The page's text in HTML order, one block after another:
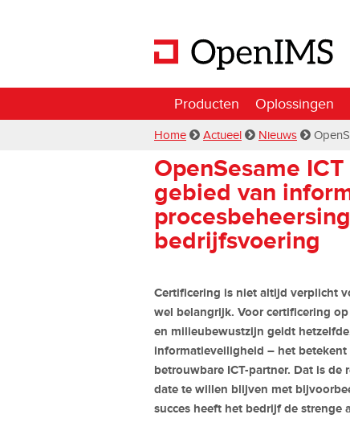
Producten Oplossingen
Home Actueel Nieuws
OpenSesame
gebied van
bedrijfsvoering
Certificering is niet altijd verplicht
wel belangrijk. Voor certificering
en milieubewustzijn geldt
informatieveiligheid – het betekent
betrouwbare ICT-partner. Dat is de
date te willen blijven met
succes heeft het bedrijf de strenge